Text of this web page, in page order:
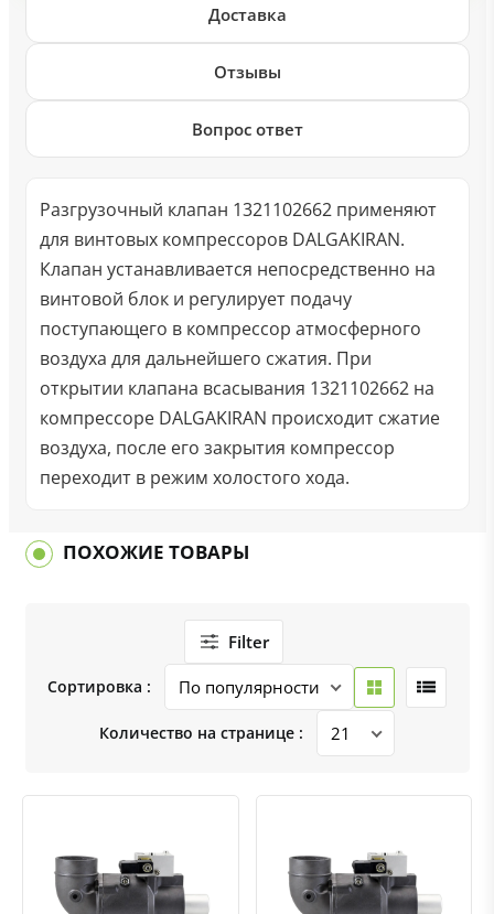
Доставка
Отзывы
Вопрос ответ
Разгрузочный клапан 1321102662 применяют
для винтовых компрессоров DALGAKIRAN.
Клапан устанавливается непосредственно на
винтовой блок и регулирует подачу
поступающего в компрессор атмосферного
воздуха для дальнейшего сжатия. При
открытии клапана всасывания 1321102662 на
компрессоре DALGAKIRAN происходит сжатие
воздуха, после его закрытия компрессор
переходит в режим холостого хода.
ПОХОЖИЕ ТОВАРЫ
Filter
Сортировка :
Количество на странице :